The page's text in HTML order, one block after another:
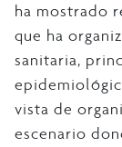
ha mostrado
que ha
sanitaria,
vista de
escenario